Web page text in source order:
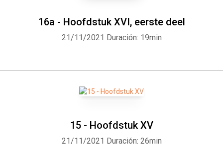
16a - Hoofdstuk XVI, eerste deel
21/11/2021 Duración: 19min
15 - Hoofdstuk XV
21/11/2021 Duración: 26min